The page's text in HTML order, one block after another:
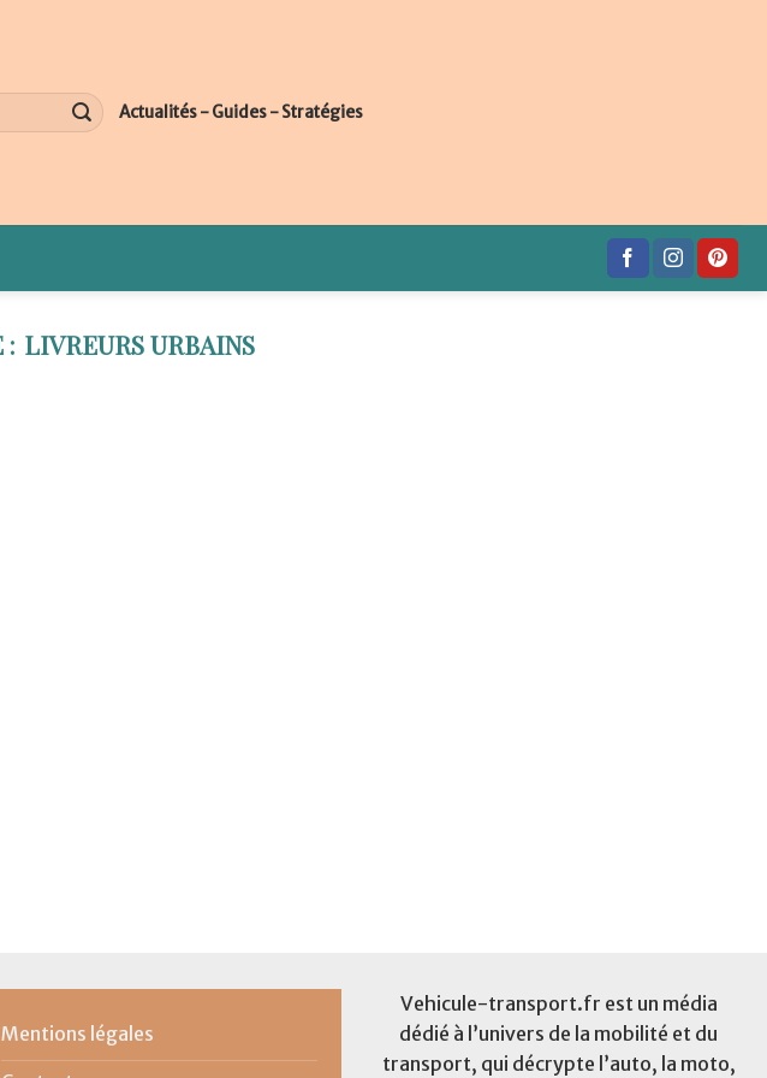
Actualités - Guides - Stratégies
LIVREURS URBAINS
Mentions légales
Vehicule-transport.fr est un média
dédié à l’univers de la mobilité et du
transport, qui décrypte l’auto, la moto,